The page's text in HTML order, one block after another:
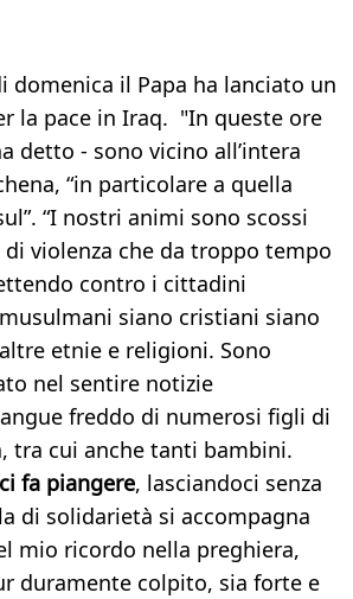
domenica il Papa ha lanciato un
la pace in Iraq. "In queste ore
detto - sono vicino all’intera
“in particolare a quella
“I nostri animi sono scossi
violenza che da troppo tempo
contro i cittadini
siano cristiani siano
etnie e religioni. Sono
nel sentire notizie
freddo di numerosi figli di
tra cui anche tanti bambini.
fa piangere, lasciandoci senza
di solidarietà si accompagna
mio ricordo nella preghiera,
duramente colpito, sia forte e